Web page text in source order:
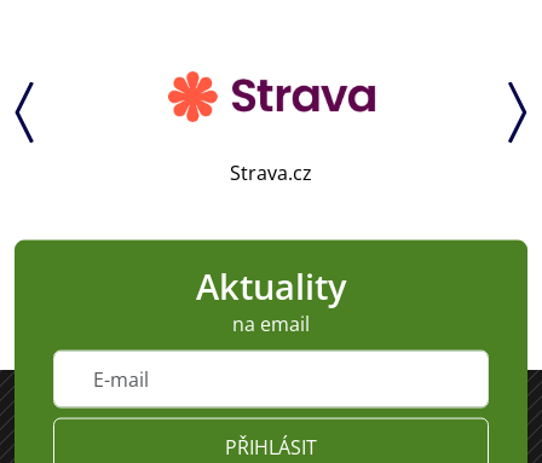
Strava.cz
Aktuality
na email
PŘIHLÁSIT